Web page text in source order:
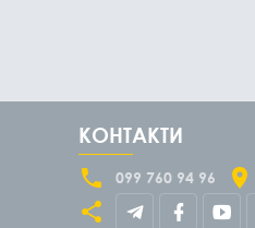
КОНТАКТИ
099 760 94 96